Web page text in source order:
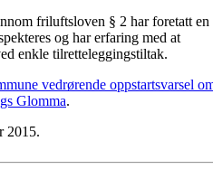
friluftsloven § 2 har foretatt en
og har erfaring med at
enkle tilretteleggingstiltak.
vedrørende oppstartsvarsel
Glomma.
2015.